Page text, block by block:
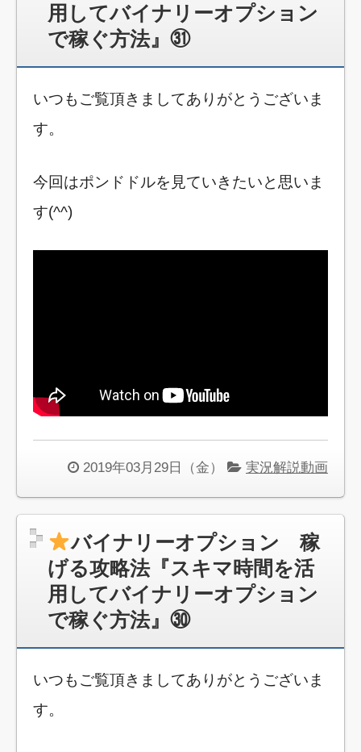
用してバイナリーオプション
で稼ぐ方法』㉛
いつもご覧頂きましてありがとうございま
す。
今回はポンドドルを見ていきたいと思いま
す(^^)
2019年03月29日（金） 実況解説動画
バイナリーオプション 稼
げる攻略法『スキマ時間を活
用してバイナリーオプション
で稼ぐ方法』㉚
いつもご覧頂きましてありがとうございま
す。